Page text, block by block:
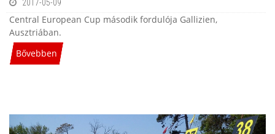
2017-05-09
Central European Cup második fordulója Gallizien,
Ausztriában.
Bővebben